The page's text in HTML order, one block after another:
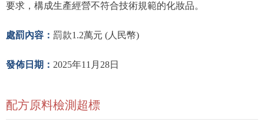
要求，構成生產經營不符合技術規範的化妝品。
處罰內容： 罰款1.2萬元 (人民幣)
發佈日期： 2025年11月28日
配方原料檢測超標